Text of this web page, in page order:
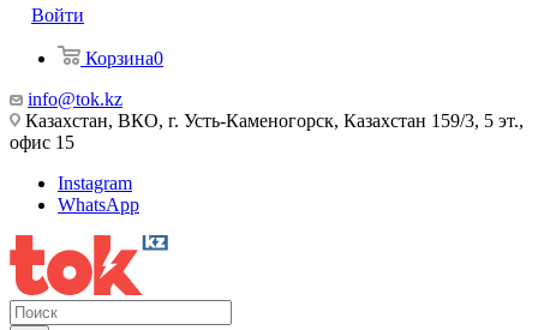
Войти
Корзина0
info@tok.kz
Казахстан, ВКО, г. Усть-Каменогорск, Казахстан 159/3, 5 эт.,
офис 15
Instagram
WhatsApp